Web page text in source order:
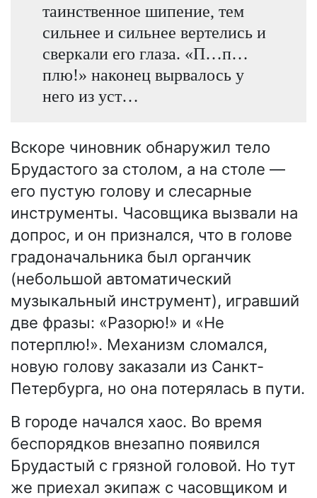
таинственное шипение, тем
сильнее и сильнее вертелись и
сверкали его глаза. «П…п…
плю!» наконец вырвалось у
него из уст…
Вскоре чиновник обнаружил тело
Брудастого за столом, а на столе —
его пустую голову и слесарные
инструменты. Часовщика вызвали на
допрос, и он признался, что в голове
градоначальника был органчик
(небольшой автоматический
музыкальный инструмент), игравший
две фразы: «Разорю!» и «Не
потерплю!». Механизм сломался,
новую голову заказали из Санкт-
Петербурга, но она потерялась в пути.
В городе начался хаос. Во время
беспорядков внезапно появился
Брудастый с грязной головой. Но тут
же приехал экипаж с часовщиком и